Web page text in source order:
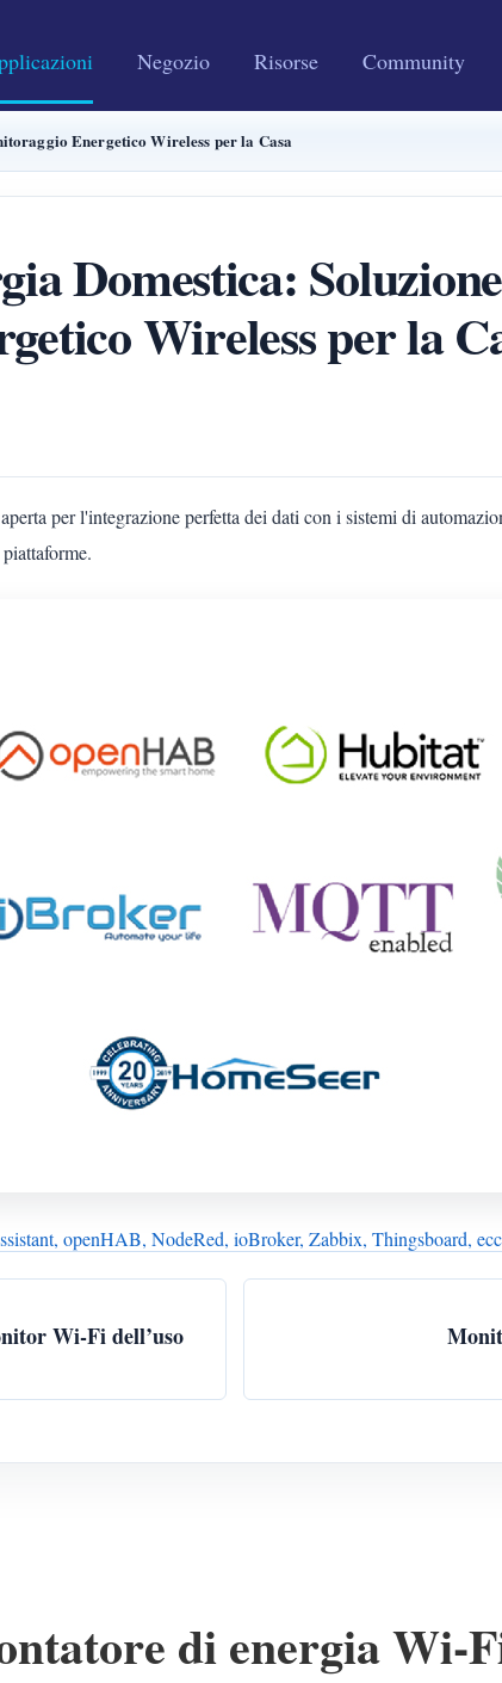
Negozio Risorse Community
Energetico Wireless per la Casa
Domestica:
Wireless per la
per l'integrazione perfetta dei dati con i sistemi di
openHAB, NodeRed, ioBroker, Zabbix, Thingsboard,
Wi-Fi dell’uso
di energia Wi-